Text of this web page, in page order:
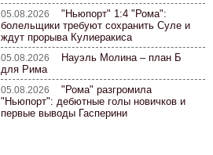
05.08.2026 "Ньюпорт" 1:4 "Рома":
болельщики требуют сохранить Суле и
ждут прорыва Кулиеракиса
05.08.2026
Науэль Молина – план Б
для Рима
05.08.2026 "Рома" разгромила
"Ньюпорт": дебютные голы новичков и
первые выводы Гасперини